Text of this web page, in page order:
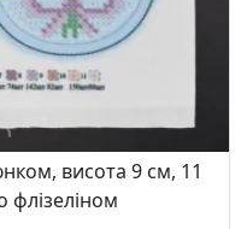
висота 9 см, 11
флізеліном